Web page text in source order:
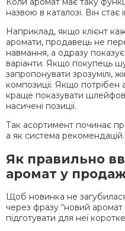
назвою в каталозі. Він стає
Наприклад, якщо клієнт
аромати, продавець не
навмання, а одразу показує
варіанти. Якщо покупець
запропонувати зрозумілі,
композиції. Якщо потрібен
краще показувати
насичені позиції.
Так асортимент починає
а як система рекомендацій.
Як правильно
аромат у
Щоб новинка не
через фразу “новий
підготувати для неї